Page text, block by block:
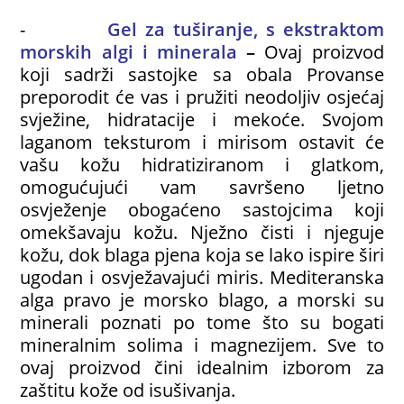
-
Gel za tuširanje, s ekstraktom
morskih algi i minerala– Ovaj proizvod
koji sadrži sastojke sa obala Provanse
preporodit će vas i pružiti neodoljiv osjećaj
svježine, hidratacije i mekoće. Svojom
laganom teksturom i mirisom ostavit će
vašu kožu hidratiziranom i glatkom,
omogućujući vam savršeno ljetno
osvježenje obogaćeno sastojcima koji
omekšavaju kožu. Nježno čisti i njeguje
kožu, dok blaga pjena koja se lako ispire širi
ugodan i osvježavajući miris. Mediteranska
alga pravo je morsko blago, a morski su
minerali poznati po tome što su bogati
mineralnim solima i magnezijem. Sve to
ovaj proizvod čini idealnim izborom za
zaštitu kože od isušivanja.